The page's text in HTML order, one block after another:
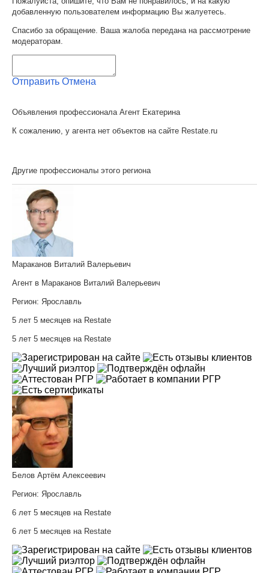
добавленную пользователем информацию Вы жалуетесь.
Спасибо за обращение. Ваша жалоба передана на рассмотрение
модераторам.
Отправить Отмена
Объявления профессионала Агент Екатерина
К сожалению, у агента нет объектов на сайте Restate.ru
Другие профессионалы этого региона
Мараканов Виталий Валерьевич
Агент в Мараканов Виталий Валерьевич
Регион: Ярославль
5 лет 5 месяцев на Restate
5 лет 5 месяцев на Restate
Белов Артём Алексеевич
Регион: Ярославль
6 лет 5 месяцев на Restate
6 лет 5 месяцев на Restate